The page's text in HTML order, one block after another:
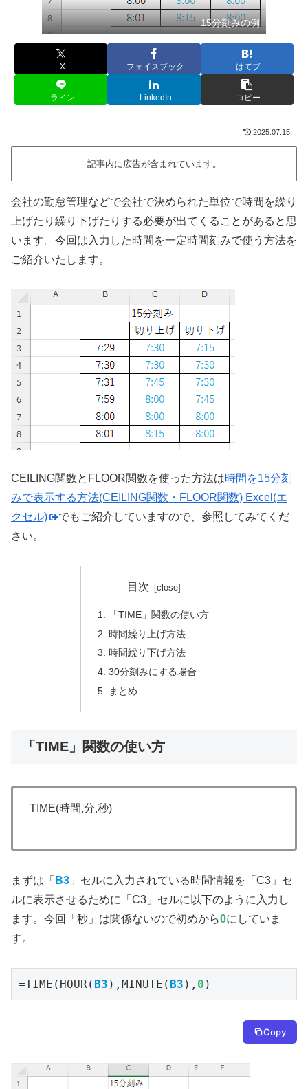
15分刻みの例
X フェイスブック はてブ
ライン LinkedIn コピー
2025.07.15
記事内に広告が含まれています。
会社の勤怠管理などで会社で決められた単位で時間を繰り
上げたり繰り下げたりする必要が出てくることがあると思
います。今回は入力した時間を一定時間刻みで使う方法を
ご紹介いたします。
CEILING関数とFLOOR関数を使った方法は時間を15分刻
みで表示する方法(CEILING関数・FLOOR関数) Excel(エ
クセル)
でもご紹介していますので、参照してみてくだ
さい。
目次
「TIME」関数の使い方
時間繰り上げ方法
時間繰り下げ方法
30分刻みにする場合
まとめ
「TIME」関数の使い方
TIME(時間,分,秒)
まずは「 B3 」セルに入力されている時間情報を「C3」セ
ルに表示させるために「C3」セルに以下のように入力し
ます。今回「秒」は関係ないので初めから0にしていま
す。
=TIME(HOUR( B3 ),MINUTE( B3 ), 0 )
Copy